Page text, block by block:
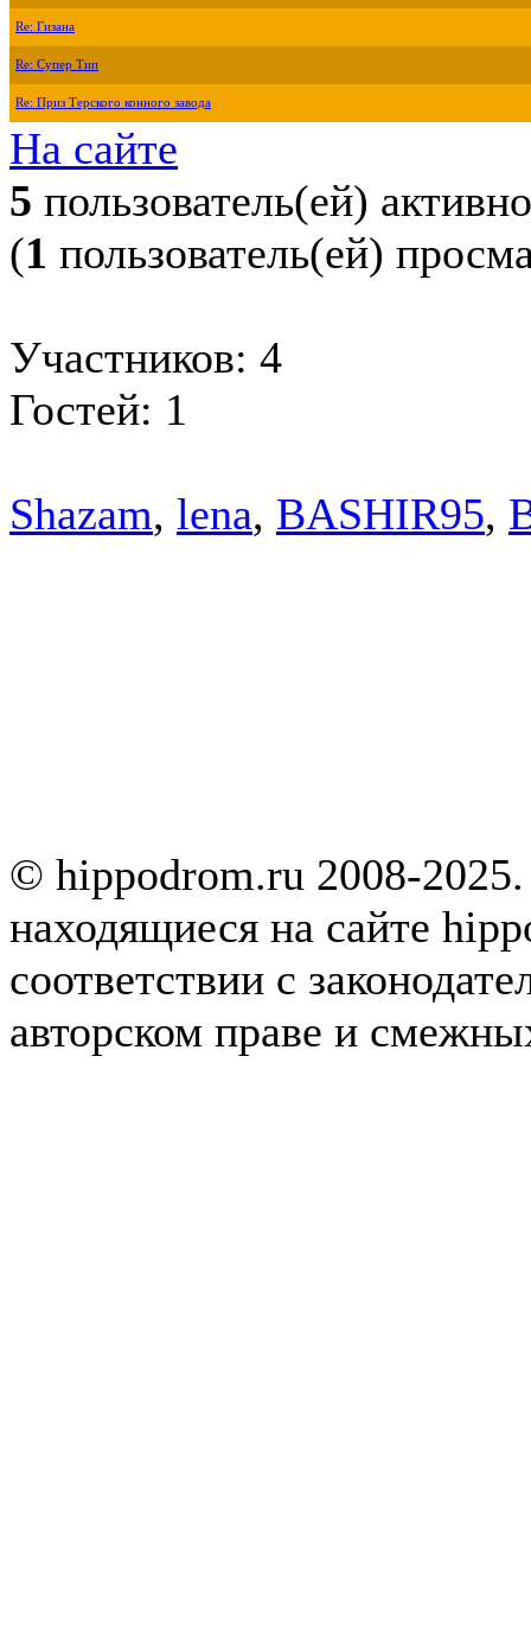
Re: Гизана
Re: Супер Тип
Re: Приз Терского конного завода
На сайте
5 пользователь(ей) активно
(1 пользователь(ей)
Участников: 4
Гостей: 1
Shazam, lena, BASHIR95,
© hippodrom.ru 2008-
находящиеся на сайте
соответствии с
авторском праве и